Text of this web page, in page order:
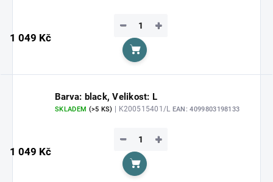
1 049 Kč
+
−
Do košíku
Barva: black, Velikost: L
SKLADEM (>5 KS) | K200515401/L EAN: 4099803198133
1 049 Kč
+
−
Do košíku